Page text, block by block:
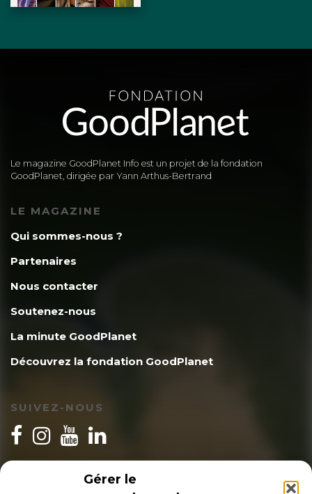
Gérer le
Le magazine GoodPlanet Info est un projet de la fondation
GoodPlanet, dirigée par Yann Arthus-Bertrand
LE MAGAZINE
Qui sommes-nous ?
Partenaires
Nous contacter
Soutenez-nous
La minute GoodPlanet
Découvrez la fondation GoodPlanet
SUIVEZ-NOUS
INSCRIPTION NEWSLETTER